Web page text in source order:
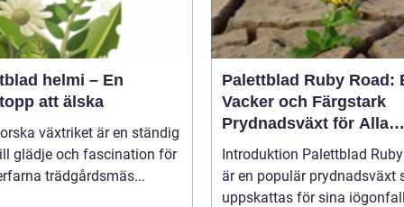
helmi – En
att älska
växtriket är en ständig
glädje och fascination för
trädgårdsmäs...
Palettblad Ruby Road:
Vacker och Färgstark
Prydnadsväxt för Alla
Trädgårdar
Introduktion Palettblad Ruby Road
är en populär prydnadsväxt
uppskattas för sina